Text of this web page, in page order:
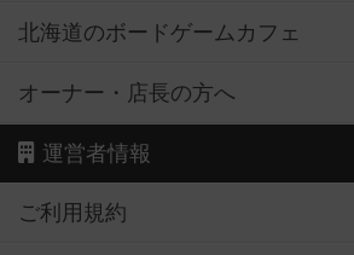
北海道のボードゲームカフェ
オーナー・店長の方へ
運営者情報
ご利用規約